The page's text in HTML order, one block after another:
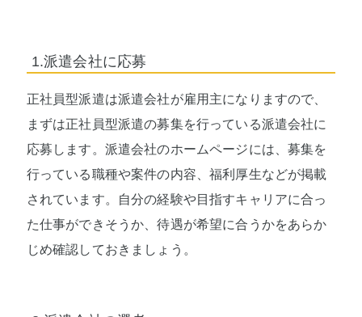
1.派遣会社に応募
正社員型派遣は派遣会社が雇用主になりますので、
まずは正社員型派遣の募集を行っている派遣会社に
応募します。派遣会社のホームページには、募集を
行っている職種や案件の内容、福利厚生などが掲載
されています。自分の経験や目指すキャリアに合っ
た仕事ができそうか、待遇が希望に合うかをあらか
じめ確認しておきましょう。